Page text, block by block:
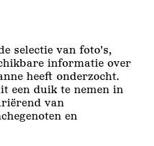
selectie van foto's,
informatie over
heeft onderzocht.
een duik te nemen in
van
en